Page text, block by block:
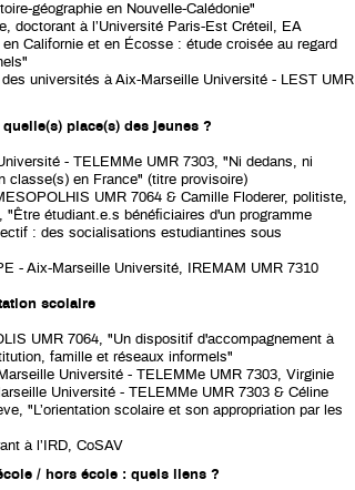
géographie en Nouvelle-Calédonie"
doctorant à l’Université Paris-Est Créteil, EA
Californie et en Écosse : étude croisée au regard
universités à Aix-Marseille Université - LEST UMR
place(s) des jeunes ?
- TELEMMe UMR 7303, "Ni dedans, ni
classe(s) en France" (titre provisoire)
UMR 7064 & Camille Floderer, politiste,
"Être étudiant.e.s bénéficiaires d'un programme
: des socialisations estudiantines sous
- Aix-Marseille Université, IREMAM UMR 7310
scolaire
UMR 7064, "Un dispositif d'accompagnement à
famille et réseaux informels"
Université - TELEMMe UMR 7303, Virginie
Université - TELEMMe UMR 7303 & Céline
"L’orientation scolaire et son appropriation par les
à l’IRD, CoSAV
/ hors école : quels liens ?